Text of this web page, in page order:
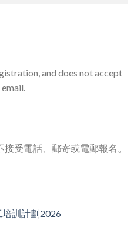
and does not accept
受電話、郵寄或電郵報名。
培訓計劃2026